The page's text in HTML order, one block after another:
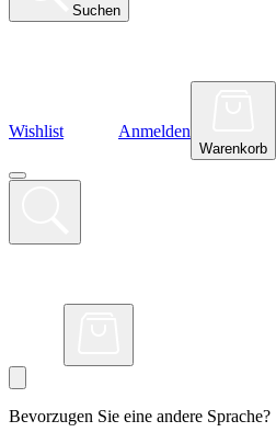
Suchen
Wishlist Anmelden
Warenkorb
Bevorzugen Sie eine andere Sprache?